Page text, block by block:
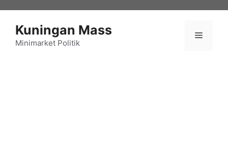
Kuningan Mass
Minimarket Politik
Menu